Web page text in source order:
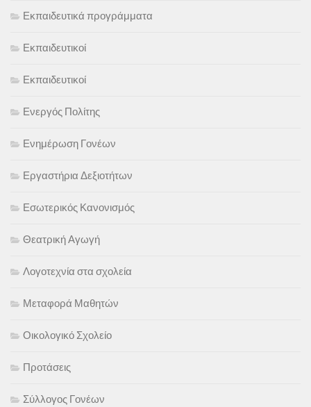
Εκπαιδευτικά προγράμματα
Εκπαιδευτικοί
Εκπαιδευτικοί
Ενεργός Πολίτης
Ενημέρωση Γονέων
Εργαστήρια Δεξιοτήτων
Εσωτερικός Κανονισμός
Θεατρική Αγωγή
Λογοτεχνία στα σχολεία
Μεταφορά Μαθητών
Οικολογικό Σχολείο
Προτάσεις
Σύλλογος Γονέων